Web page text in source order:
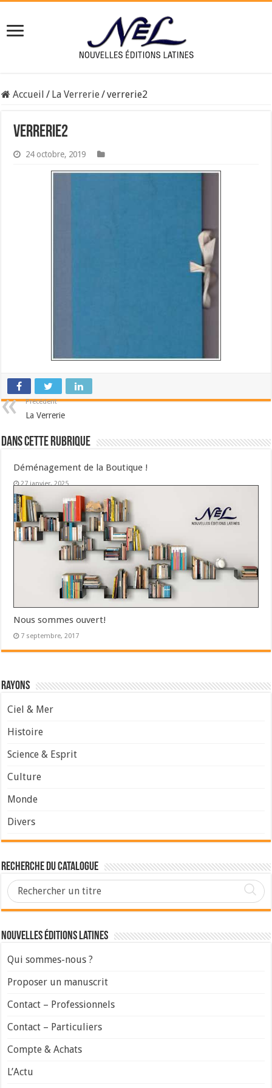
Accueil / La Verrerie/verrerie2
verrerie2
24 octobre, 2019
Précédent
La Verrerie
Dans cette Rubrique
Déménagement de la Boutique !
27 janvier, 2025
Nous sommes ouvert!
7 septembre, 2017
Rayons
Ciel & Mer
Histoire
Science & Esprit
Culture
Monde
Divers
Recherche du Catalogue
Nouvelles Éditions Latines
Qui sommes-nous ?
Proposer un manuscrit
Contact – Professionnels
Contact – Particuliers
Compte & Achats
L’Actu